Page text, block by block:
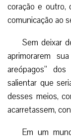
coração e outro,
comunicação ao
Sem deixar
aprimorarem
areópagos”
salientar que
desses meios,
acarretassem,
Em um